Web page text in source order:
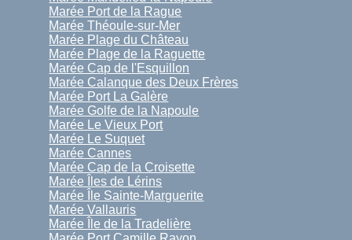
Marée Port de la Rague
Marée Théoule-sur-Mer
Marée Plage du Château
Marée Plage de la Raguette
Marée Cap de l'Esquillon
Marée Calanque des Deux Frères
Marée Port La Galère
Marée Golfe de la Napoule
Marée Le Vieux Port
Marée Le Suquet
Marée Cannes
Marée Cap de la Croisette
Marée Îles de Lérins
Marée Île Sainte-Marguerite
Marée Vallauris
Marée Île de la Tradelière